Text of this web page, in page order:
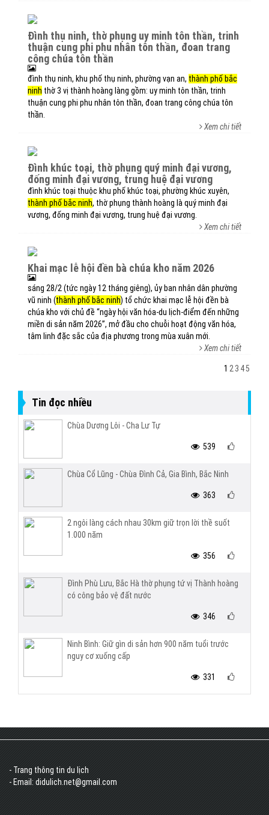
đình thụ ninh, thờ phụng uy minh tôn thần, trinh
thuận cung phi phu nhân tôn thần, đoan trang
công chúa tôn thần
đình thụ ninh, khu phố thụ ninh, phường vạn an, thành phố bắc
ninh thờ 3 vị thành hoàng làng gồm: uy minh tôn thần, trinh
thuận cung phi phu nhân tôn thần, đoan trang công chúa tôn
thần.
Xem chi tiết
đình khúc toại, thờ phụng quý minh đại vương,
đống minh đại vương, trung huệ đại vương
đình khúc toại thuộc khu phố khúc toại, phường khúc xuyên,
thành phố bắc ninh, thờ phụng thành hoàng là quý minh đại
vương, đống minh đại vương, trung huệ đại vương.
Xem chi tiết
khai mạc lễ hội đền bà chúa kho năm 2026
sáng 28/2 (tức ngày 12 tháng giêng), ủy ban nhân dân phường
vũ ninh (thành phố bắc ninh) tổ chức khai mạc lễ hội đền bà
chúa kho với chủ đề “ngày hội văn hóa-du lịch-điểm đến những
miền di sản năm 2026”, mở đầu cho chuỗi hoạt động văn hóa,
tâm linh đặc sắc của địa phương trong mùa xuân mới.
Xem chi tiết
1 2 3 45
Tin đọc nhiều
Chùa Dương Lôi - Cha Lư Tự
539
Chùa Cổ Lũng - Chùa Đình Cả, Gia Bình, Bắc Ninh
363
2 ngôi làng cách nhau 30km giữ trọn lời thề suốt
1.000 năm
356
Đình Phù Lưu, Bắc Hà thờ phụng tứ vị Thành hoàng
có công bảo vệ đất nước
346
Ninh Bình: Giữ gìn di sản hơn 900 năm tuổi trước
nguy cơ xuống cấp
331
- Trang thông tin du lịch
- Email: didulich.net@gmail.com